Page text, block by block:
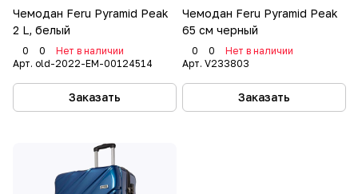
Чемодан Feru Pyramid Peak
2 L, белый
0 0
Нет в наличии
Арт. old-2022-EM-00124514
Заказать
Чемодан Feru Pyramid Peak
65 см черный
0 0
Нет в наличии
Арт. V233803
Заказать